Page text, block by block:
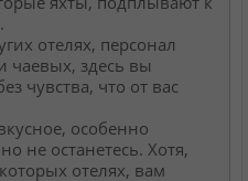
отелях, персонал
чаевых, здесь вы
чувства, что от вас
особенно
не останетесь. Хотя,
отелях, вам